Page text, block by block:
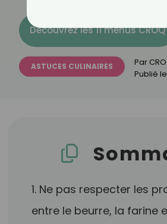
Découvrez les 11 menus CROQ
ASTUCES CULINAIRES Par
Publié le
1. Ne pas respecter les
entre le beurre, la farine